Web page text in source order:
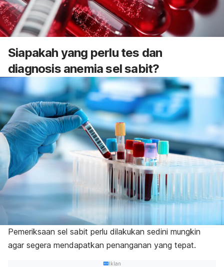
Siapakah yang perlu tes dan
diagnosis anemia sel sabit?
Pemeriksaan sel sabit perlu dilakukan sedini mungkin
agar segera mendapatkan penanganan yang tepat.
Iklan